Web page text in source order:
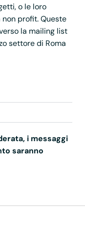
o le loro
profit. Queste
la mailing list
settore di Roma
i messaggi
saranno